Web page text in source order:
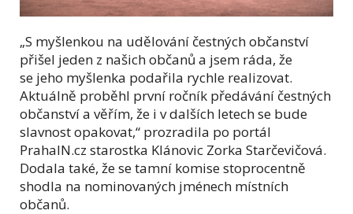
„S myšlenkou na udělování čestných občanství
přišel jeden z našich občanů a jsem ráda, že
se jeho myšlenka podařila rychle realizovat.
Aktuálně proběhl první ročník předávání čestných
občanství a věřím, že i v dalších letech se bude
slavnost opakovat,“ prozradila po portál
PrahaIN.cz starostka Klánovic Zorka Starčevičová.
Dodala také, že se tamní komise stoprocentně
shodla na nominovaných jménech místních
občanů.